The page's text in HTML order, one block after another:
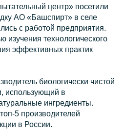
центр» посетили
АО «Башспирт» в селе
с работой предприятия.
изучения технологического
эффективных практик
биологически чистой
использующий в
ингредиенты.
5 производителей
в России.